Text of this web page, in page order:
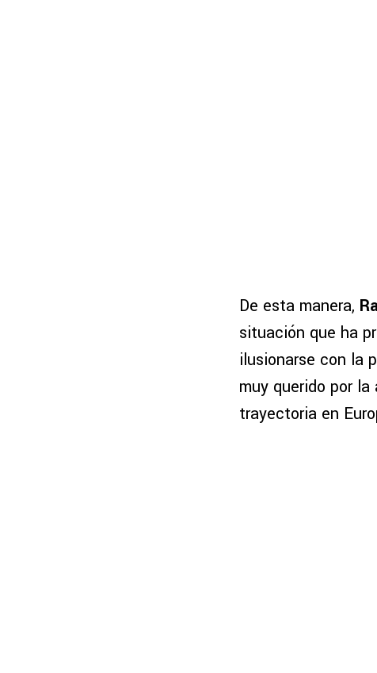
De esta manera,
situación que ha
ilusionarse con la
muy querido por
trayectoria en